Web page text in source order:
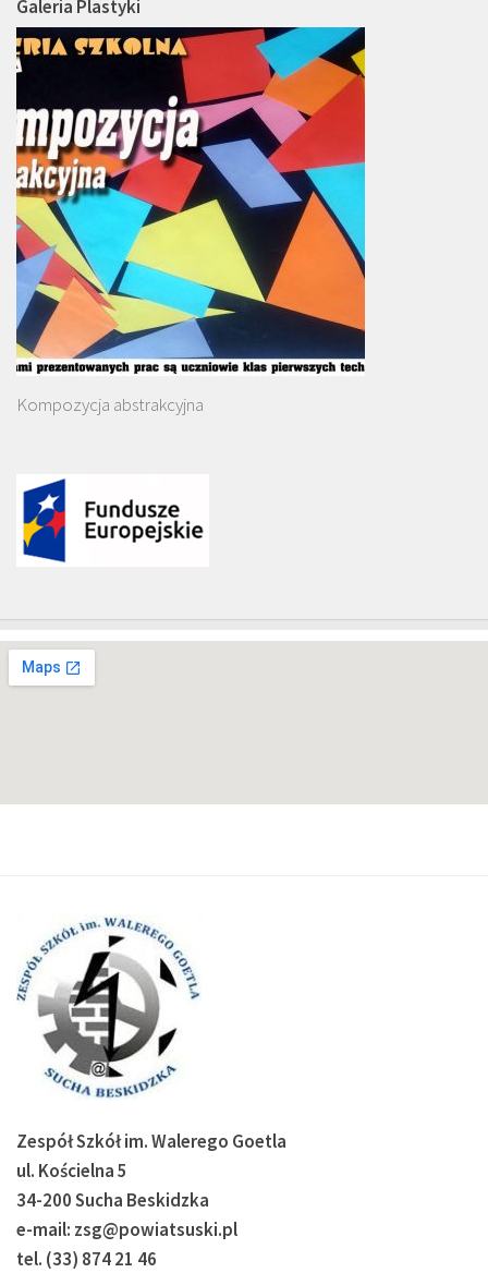
Galeria Plastyki
Kompozycja abstrakcyjna
Zespół Szkół im. Walerego Goetla
ul. Kościelna 5
34-200 Sucha Beskidzka
e-mail: zsg@powiatsuski.pl
tel. (33) 874 21 46